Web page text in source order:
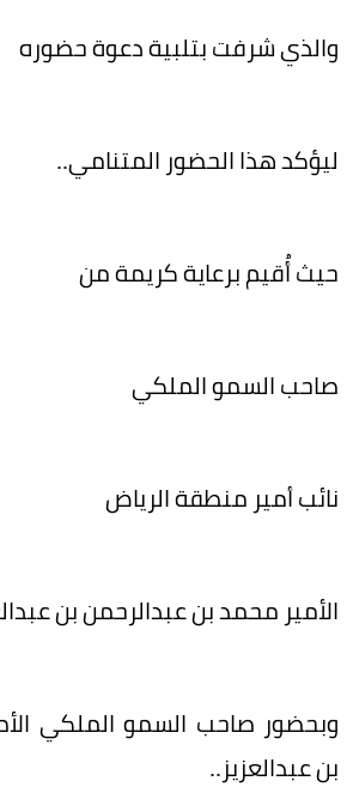
والذي شرفت بتلبية دعوة حضوره
ليؤكد هذا الحضور المتنامي..
حيث أُقيم برعاية كريمة من
صاحب السمو الملكي
نائب أمير منطقة الرياض
الأمير محمد بن عبدالرحمن بن
وبحضور صاحب السمو الملكي
بن عبدالعزيز..